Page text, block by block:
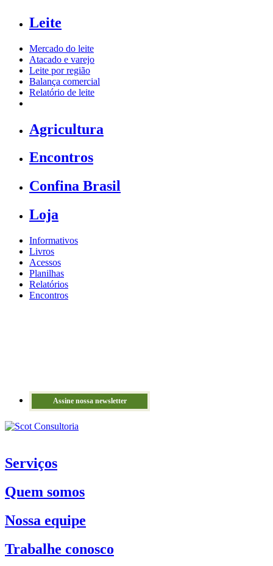
Leite
Mercado do leite
Atacado e varejo
Leite por região
Balança comercial
Relatório de leite
Agricultura
Encontros
Confina Brasil
Loja
Informativos
Livros
Acessos
Planilhas
Relatórios
Encontros
Assine nossa newsletter
Serviços
Quem somos
Nossa equipe
Trabalhe conosco